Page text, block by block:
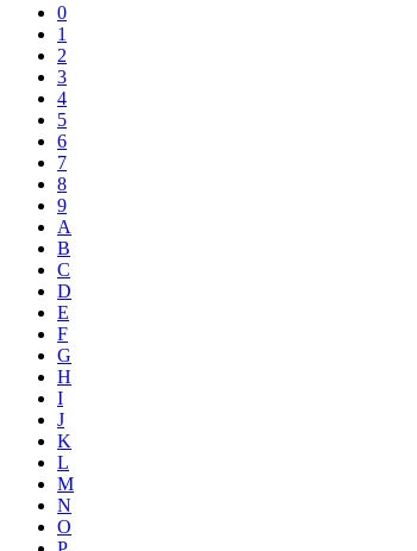
0
1
2
3
4
5
6
7
8
9
A
B
C
D
E
F
G
H
I
J
K
L
M
N
O